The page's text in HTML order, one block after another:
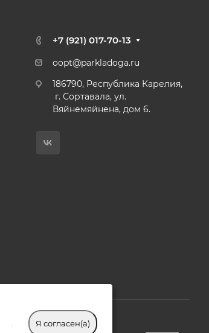
+7 (921) 017-70-13
oopt@parkladoga.ru
186790, Республика Карелия,
г. Сортавала, ул.
Вяйнемяйнена, дом 6.
Я согласен(а)